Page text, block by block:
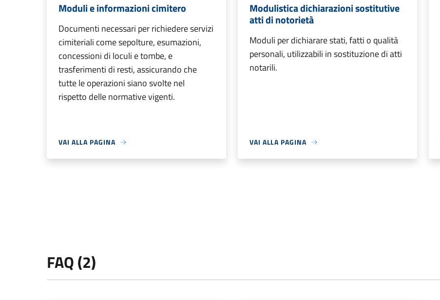
Moduli e informazioni cimitero
Documenti necessari per richiedere servizi
cimiteriali come sepolture, esumazioni,
concessioni di loculi e tombe, e
trasferimenti di resti, assicurando che
tutte le operazioni siano svolte nel
rispetto delle normative vigenti.
VAI ALLA PAGINA
Modulistica dichiarazioni sostitutive
atti di notorietà
Moduli per dichiarare stati, fatti o qualità
personali, utilizzabili in sostituzione di atti
notarili.
VAI ALLA PAGINA
FAQ (2)